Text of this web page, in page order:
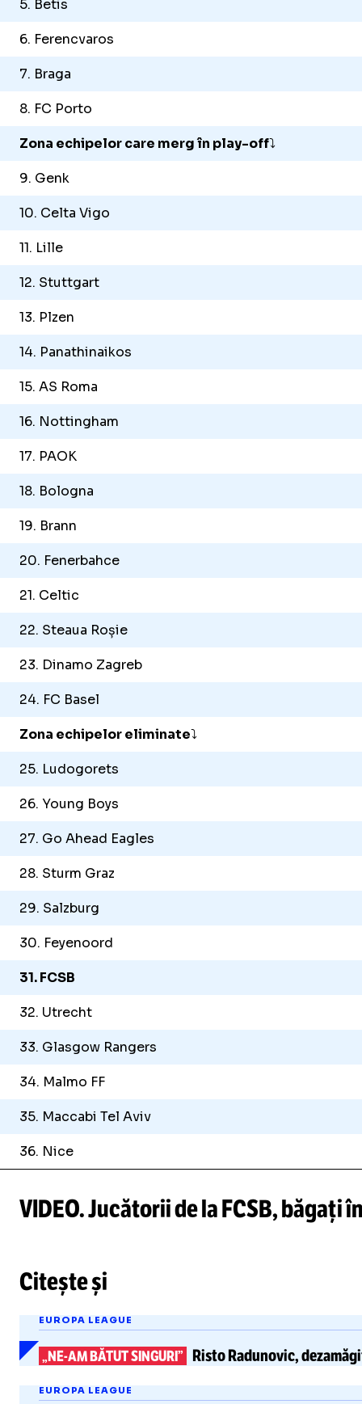
5. Betis
6. Ferencvaros
7. Braga
8. FC Porto
Zona echipelor care merg în play-off⤵️
9. Genk
10. Celta Vigo
11. Lille
12. Stuttgart
13. Plzen
14. Panathinaikos
15. AS Roma
16. Nottingham
17. PAOK
18. Bologna
19. Brann
20. Fenerbahce
21. Celtic
22. Steaua Roșie
23. Dinamo Zagreb
24. FC Basel
Zona echipelor eliminate⤵️
25. Ludogorets
26. Young Boys
27. Go Ahead Eagles
28. Sturm Graz
29. Salzburg
30. Feyenoord
31. FCSB
32. Utrecht
33. Glasgow Rangers
34. Malmo FF
35. Maccabi Tel Aviv
36. Nice
VIDEO. Jucătorii de la FCSB, băgați
Unmute
Citește și
EUROPA LEAGUE
„NE-AMBĂTUT SINGURI” Risto Radunovic,
EUROPA LEAGUE